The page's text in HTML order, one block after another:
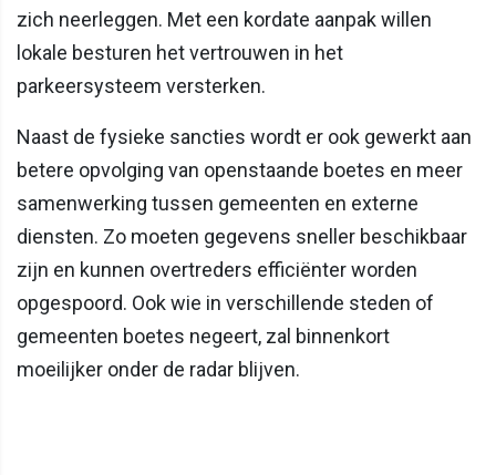
zich neerleggen. Met een kordate aanpak willen
lokale besturen het vertrouwen in het
parkeersysteem versterken.
Naast de fysieke sancties wordt er ook gewerkt aan
betere opvolging van openstaande boetes en meer
samenwerking tussen gemeenten en externe
diensten. Zo moeten gegevens sneller beschikbaar
zijn en kunnen overtreders efficiënter worden
opgespoord. Ook wie in verschillende steden of
gemeenten boetes negeert, zal binnenkort
moeilijker onder de radar blijven.